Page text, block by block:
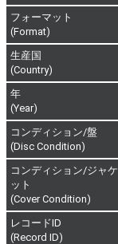
フォーマット
(Format)
生産国
(Country)
年
(Year)
コンディション/盤
(Disc Condition)
コンディション/ジャケ
ット
(Cover Condition)
レコードID
(Record ID)